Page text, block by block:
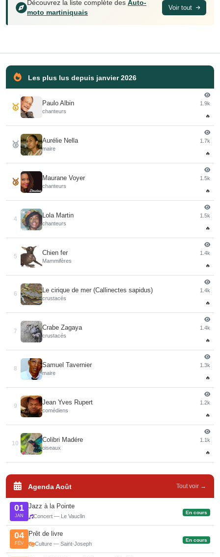
Découvrez la liste complète des Auto-
moto martiniquais
Voir tout
Les plus lus depuis janvier 2026
🥇 Paulo Albin
chanteurs
1.9k
🔥
🥈 Aurélie Nella
maire
1.7k
🔥
🥉 Maurane Voyer
chanteurs
1.5k
🔥
4
Lola Martin
chanteurs
1.5k
🔥
5
Chien fer
Mammifères
1.4k
🔥
6
Le cirique de mer (Callinectes sapidus)
crustacés
1.4k
🔥
7
Crabe Zagaya
crustacés
1.4k
🔥
8
Samuel Tavernier
maire
1.3k
🔥
9
Jean Yves Rupert
comédiens
1.2k
🔥
10
Colibri Madére
oiseaux
1.1k
🔥
Agenda Août Tout voir →
01
JAN
Jazz à la Pointe
Concert — Le Vauclin
En cours
04
FÉV
Prêt de livre
Culture — Saint-Joseph
En cours